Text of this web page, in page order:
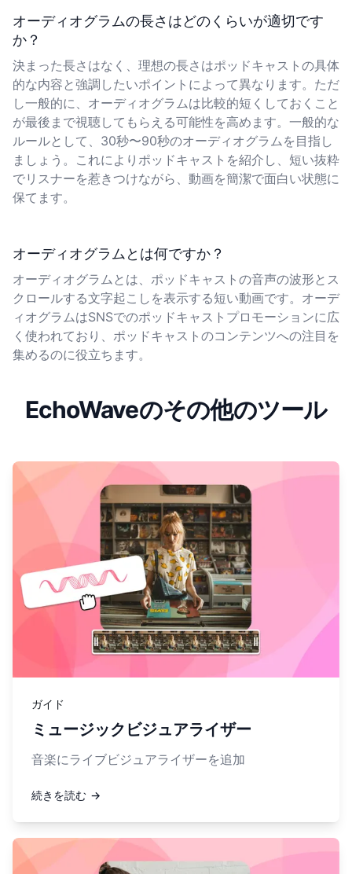
オーディオグラムの長さはどのくらいが適切です
か？
決まった長さはなく、理想の長さはポッドキャストの具体
的な内容と強調したいポイントによって異なります。ただ
し一般的に、オーディオグラムは比較的短くしておくこと
が最後まで視聴してもらえる可能性を高めます。一般的な
ルールとして、30秒〜90秒のオーディオグラムを目指し
ましょう。これによりポッドキャストを紹介し、短い抜粋
でリスナーを惹きつけながら、動画を簡潔で面白い状態に
保てます。
オーディオグラムとは何ですか？
オーディオグラムとは、ポッドキャストの音声の波形とス
クロールする文字起こしを表示する短い動画です。オーデ
ィオグラムはSNSでのポッドキャストプロモーションに広
く使われており、ポッドキャストのコンテンツへの注目を
集めるのに役立ちます。
EchoWaveのその他のツール
ガイド
ミュージックビジュアライザー
音楽にライブビジュアライザーを追加
続きを読む →
詳しく見る ミュージックビジュアライザー
詳しく見る ポッドキャストをYouTubeにアップロード